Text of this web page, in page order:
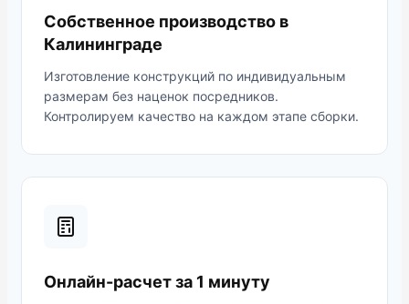
Собственное производство в
Калининграде
Изготовление конструкций по индивидуальным
размерам без наценок посредников.
Контролируем качество на каждом этапе сборки.
Онлайн-расчет за 1 минуту